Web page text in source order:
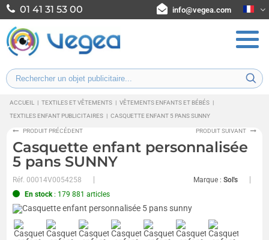
01 41 31 53 00 info@vegea.com
ACCUEIL | TEXTILES ET VÊTEMENTS | VÊTEMENTS ENFANTS ET BÉBÉS |
TEXTILES ENFANT PUBLICITAIRES | CASQUETTE ENFANT 5 PANS SUNNY
PRODUIT PRÉCÉDENT PRODUIT SUIVANT
Casquette enfant personnalisée
5 pans SUNNY
Réf.00014V0054258 Marque : Sol's
En stock: 179 881 articles